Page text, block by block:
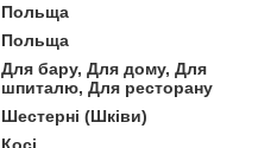
Польща
Польща
Для бару, Для дому, Для
шпиталю, Для ресторану
Шестерні (Шківи)
Косі